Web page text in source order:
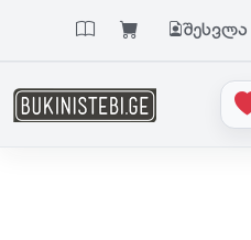
შესვლა